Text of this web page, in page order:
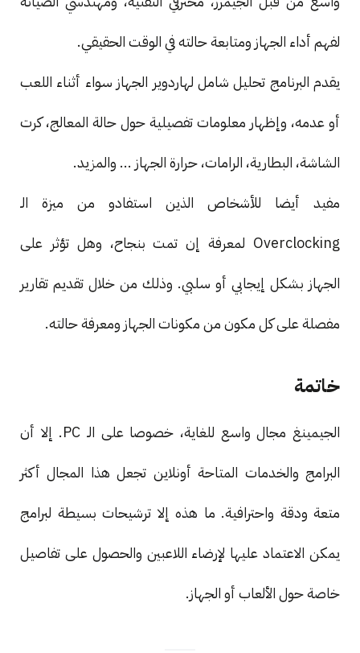
لفهم أداء الجهاز ومتابعة حالته في الوقت الحقيقي.
يقدم البرنامج تحليل شامل لهاردوير الجهاز سواء أثناء اللعب
أو عدمه، وإظهار معلومات تفصيلية حول حالة المعالج، كرت
الشاشة، البطارية، الرامات، حرارة الجهاز ... والمزيد.
مفيد أيضا للأشخاص الذين استفادو من ميزة الـ
Overclocking لمعرفة إن تمت بنجاح، وهل تؤثر على
الجهاز بشكل إيجابي أو سلبي. وذلك من خلال تقديم تقارير
مفصلة على كل مكون من مكونات الجهاز ومعرفة حالته.
خاتمة
الجيمينغ مجال واسع للغاية، خصوصا على الـ PC. إلا أن
البرامج والخدمات المتاحة أونلاين تجعل هذا المجال أكثر
متعة ودقة واحترافية. ما هذه إلا ترشيحات بسيطة لبرامج
يمكن الاعتماد عليها لإرضاء اللاعبين والحصول على تفاصيل
خاصة حول الألعاب أو الجهاز.